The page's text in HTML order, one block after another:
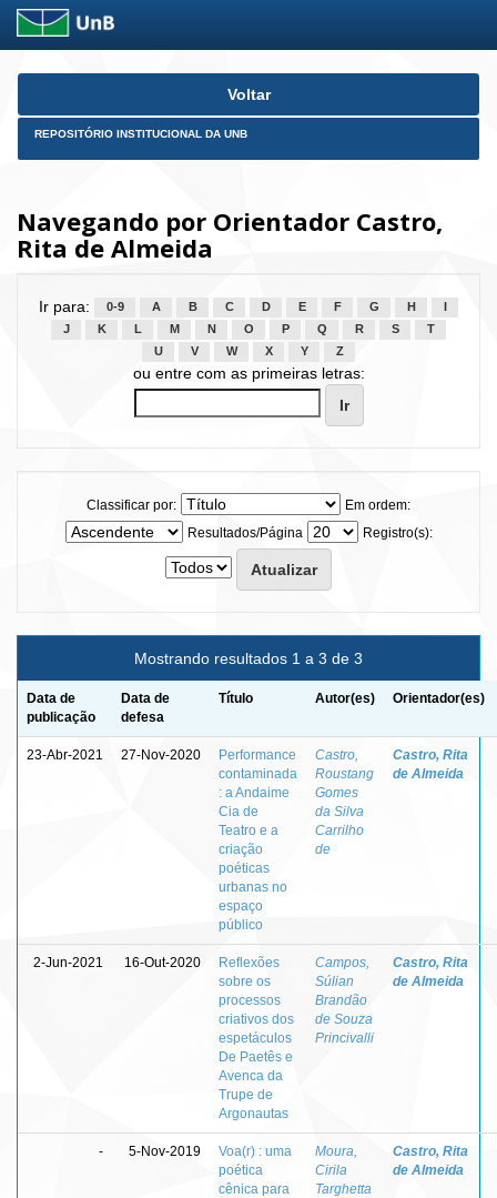
Skip
Voltar
REPOSITÓRIO INSTITUCIONAL DA UNB
Navegando por Orientador Castro,
Rita de Almeida
Ir para: 0-9 A B C D E F G H
J
K L M N O P Q R S
T
U
V W X Y Z
ou entre com as primeiras letras:
Classificar por:
Em ordem:
Resultados/Página
Registro(s):
Mostrando resultados 1 a 3 de 3
Data de
publicação
Data de
defesa
Título Autor(es) Orientador(es)
23-Abr-2021 27-Nov-2020
Performance
contaminada
: a Andaime
Cia de
Teatro e a
criação
poéticas
urbanas no
espaço
público
Castro,
Roustang
Gomes
da Silva
Carrilho
de
Castro, Rita
de Almeida
2-Jun-2021 16-Out-2020
Reflexões
sobre os
processos
criativos dos
espetáculos
De Paetês e
Avenca da
Trupe de
Argonautas
Campos,
Súlian
Brandão
de Souza
Princivalli
Castro, Rita
de Almeida
- 5-Nov-2019
Voa(r) : uma
poética
cênica para
Moura,
Cirila
Targhetta
Castro, Rita
de Almeida